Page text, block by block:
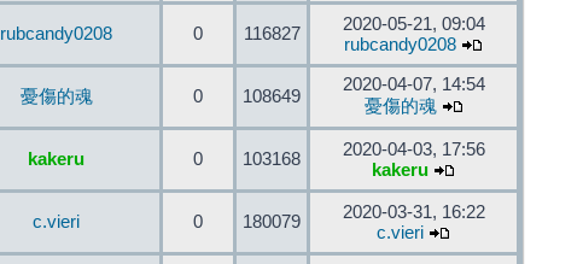
rubcandy0208 0 116827
2020-05-21, 09:04
rubcandy0208
憂傷的魂 0 108649
2020-04-07, 14:54
憂傷的魂
kakeru 0 103168
2020-04-03, 17:56
kakeru
c.vieri 0 180079
2020-03-31, 16:22
c.vieri